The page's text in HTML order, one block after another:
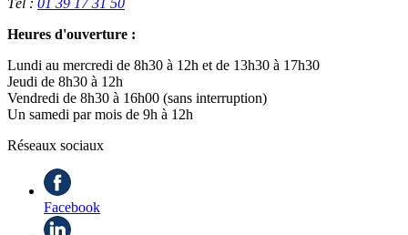
Tél : 01 39 17 31 50
Heures d'ouverture :
Lundi au mercredi de 8h30 à 12h et de 13h30 à 17h30
Jeudi de 8h30 à 12h
Vendredi de 8h30 à 16h00 (sans interruption)
Un samedi par mois de 9h à 12h
Réseaux sociaux
Facebook